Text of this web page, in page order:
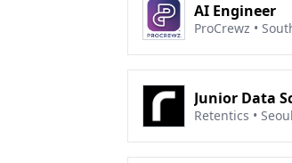
AI Engineer
ProCrewz •
Junior Data
Retentics •